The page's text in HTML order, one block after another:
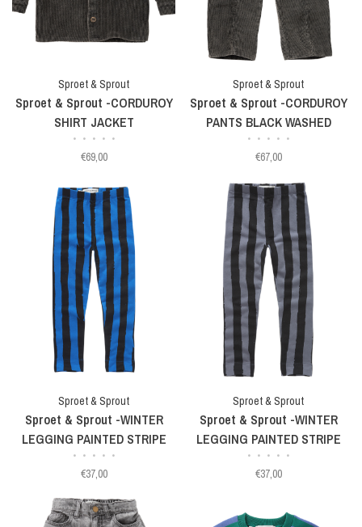
Sproet & Sprout
Sproet & Sprout -CORDUROY
SHIRT JACKET
• • • • •
€69,00
Sproet & Sprout
Sproet & Sprout -CORDUROY
PANTS BLACK WASHED
• • • • •
€67,00
Sproet & Sprout
Sproet & Sprout -WINTER
LEGGING PAINTED STRIPE
BLUE
• • • • •
€37,00
Sproet & Sprout
Sproet & Sprout -WINTER
LEGGING PAINTED STRIPE
• • • • •
€37,00